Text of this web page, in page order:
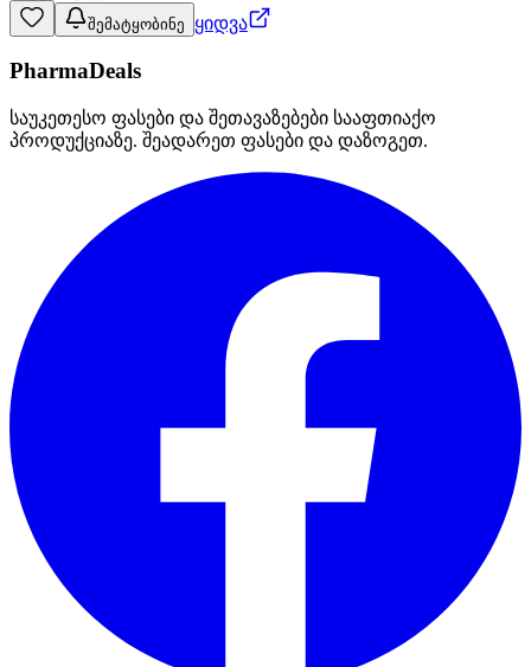
შემატყობინე ყიდვა
PharmaDeals
საუკეთესო ფასები და შეთავაზებები სააფთიაქო
პროდუქციაზე. შეადარეთ ფასები და დაზოგეთ.